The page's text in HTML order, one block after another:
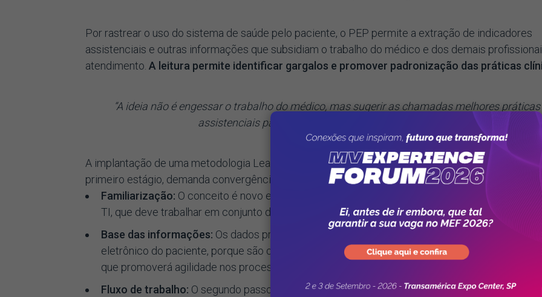
Por rastrear o uso do sistema de saúde pelo paciente, o PEP permite a extração de indicadores
assistenciais e outras informações que subsidiam o trabalho do médico e dos demais
atendimento. A leitura permite identificar gargalos e promover padronização das práticas
“A ideia não é engessar o trabalho do médico, mas sugerir as chamadas melhores práticas
assistenciais para embasá-lo em sua decisão”
A implantação de uma metodologia Lean Healthcare no hospital envolve alguns passos e, desde o
primeiro estágio, demanda convergência com a área de tecnologia da informação:
Familiarização: O conceito é novo e demanda treinamento da equipe, tanto assistencial
TI, que deve trabalhar em conjunto desde o começo do projeto;
Base das informações: Os dados precisam estar acessíveis nos sistemas de gestão e
eletrônico do paciente, porque são o subsídio essencial para a criação de um protocolo
que promoverá agilidade nos processos;
Fluxo de trabalho: O segundo passo é estudar os processos de atendimento, como, por